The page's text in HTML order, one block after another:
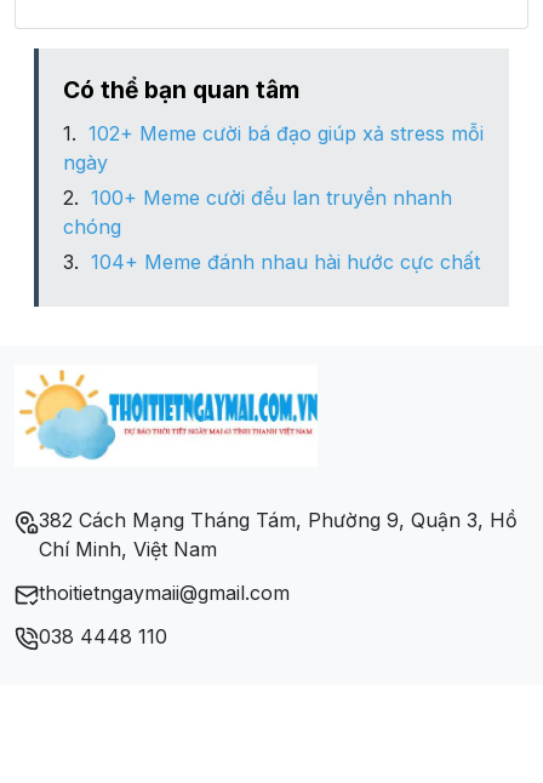
Xã Thạnh Trị
Xã Vĩnh Hựu
Xã Yên Luông
Có thể bạn quan tâm
102+ Meme cười bá đạo giúp xả stress mỗi
ngày
100+ Meme cười đểu lan truyền nhanh
chóng
104+ Meme đánh nhau hài hước cực chất
382 Cách Mạng Tháng Tám, Phường 9, Quận 3, Hồ
Chí Minh, Việt Nam
thoitietngaymaii@gmail.com
038 4448 110